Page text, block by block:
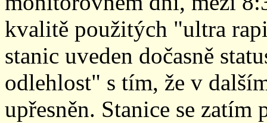
kvalitě použitých "ultra
stanic uveden dočasně
odlehlost" s tím, že v
upřesněn. Stanice se zatím